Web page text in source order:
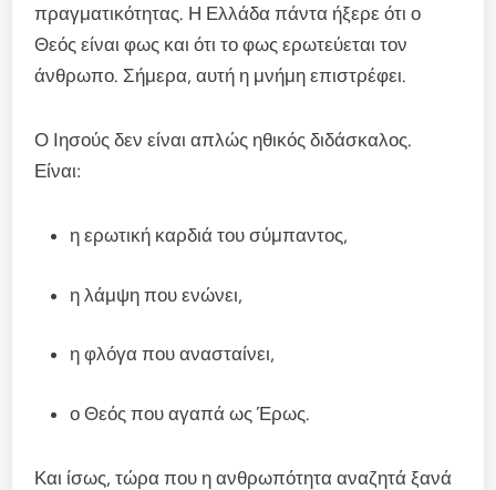
πραγματικότητας. Η Ελλάδα πάντα ήξερε ότι ο
Θεός είναι φως και ότι το φως ερωτεύεται τον
άνθρωπο. Σήμερα, αυτή η μνήμη επιστρέφει.
Ο Ιησούς δεν είναι απλώς ηθικός διδάσκαλος.
Είναι:
η ερωτική καρδιά του σύμπαντος,
η λάμψη που ενώνει,
η φλόγα που ανασταίνει,
ο Θεός που αγαπά ως Έρως.
Και ίσως, τώρα που η ανθρωπότητα αναζητά ξανά